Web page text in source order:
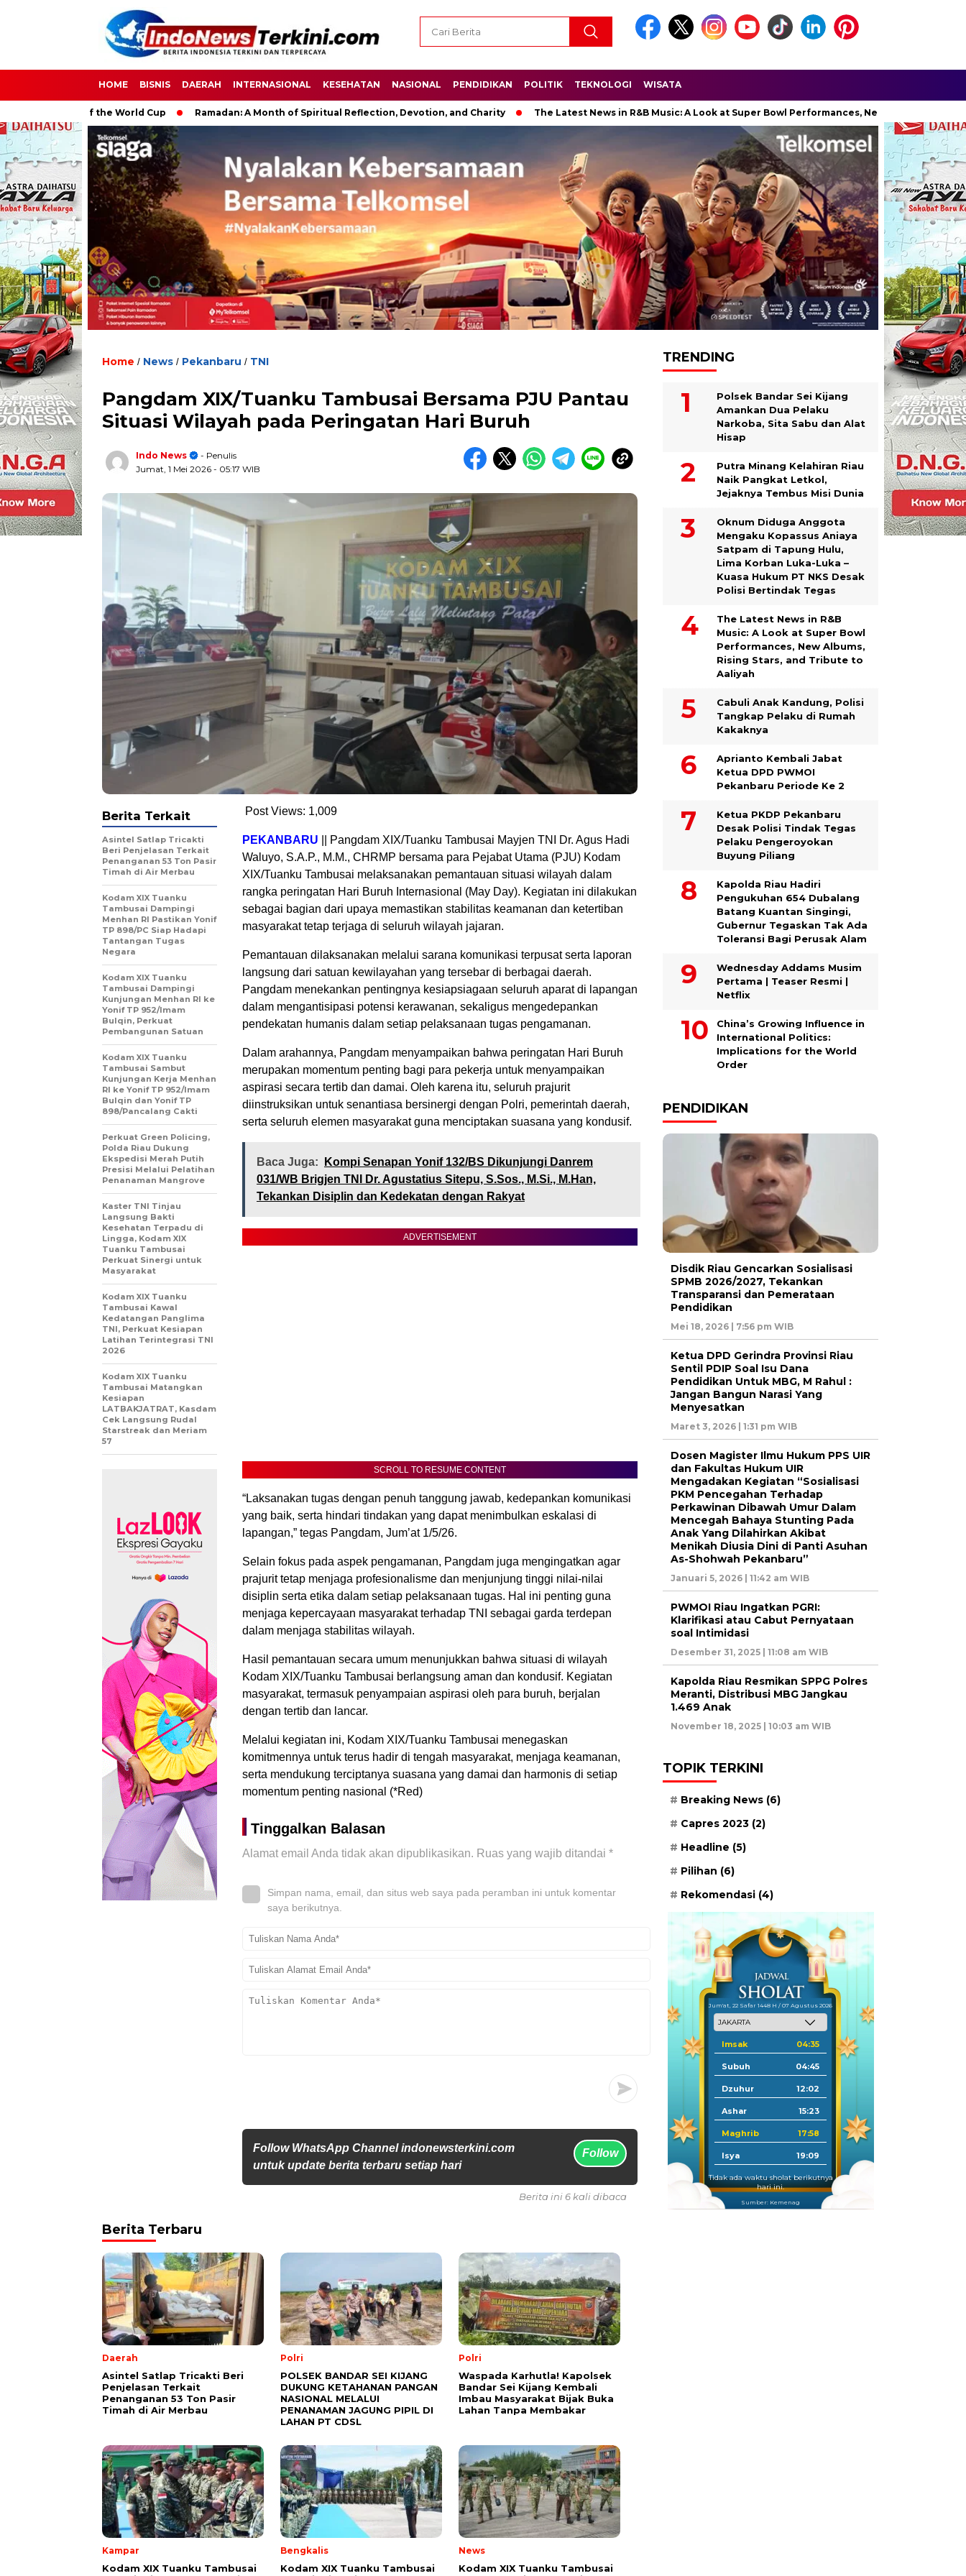
HOME BISNIS DAERAH INTERNASIONAL KESEHATAN NASIONAL PENDIDIKAN POLITIK TEKNOLOGI WISATA
of the World Cup Ramadan: A Month of Spiritual Reflection, Devotion, and Charity The Latest News in R&B Music: A Look at Super Bowl Performances, New Albums, Rising Stars,
Home / News / Pekanbaru / TNI
Pangdam XIX/Tuanku Tambusai Bersama PJU Pantau
Situasi Wilayah pada Peringatan Hari Buruh
Indo News
- Penulis
Jumat, 1 Mei 2026 - 05:17 WIB
Post Views: 1,009
PEKANBARU || Pangdam XIX/Tuanku Tambusai Mayjen TNI Dr. Agus Hadi
Waluyo, S.A.P., M.M., CHRMP bersama para Pejabat Utama (PJU) Kodam
XIX/Tuanku Tambusai melaksanakan pemantauan situasi wilayah dalam
rangka peringatan Hari Buruh Internasional (May Day). Kegiatan ini dilakukan
sebagai bagian dari upaya memastikan stabilitas keamanan dan ketertiban
masyarakat tetap terjaga di seluruh wilayah jajaran.
Pemantauan dilaksanakan melalui sarana komunikasi terpusat serta laporan
langsung dari satuan kewilayahan yang tersebar di berbagai daerah.
Pangdam menekankan pentingnya kesiapsiagaan seluruh aparat di lapangan
dalam mengantisipasi potensi kerawanan, sekaligus mengedepankan
pendekatan humanis dalam setiap pelaksanaan tugas pengamanan.
Dalam arahannya, Pangdam menyampaikan bahwa peringatan Hari Buruh
merupakan momentum penting bagi para pekerja untuk menyampaikan
aspirasi secara tertib dan damai. Oleh karena itu, seluruh prajurit
diinstruksikan untuk senantiasa bersinergi dengan Polri, pemerintah daerah,
serta seluruh elemen masyarakat guna menciptakan suasana yang kondusif.
Baca Juga:
Kompi Senapan Yonif 132/BS Dikunjungi Danrem
031/WB Brigjen TNI Dr. Agustatius Sitepu, S.Sos., M.Si., M.Han,
Tekankan Disiplin dan Kedekatan dengan Rakyat
ADVERTISEMENT
SCROLL TO RESUME CONTENT
“Laksanakan tugas dengan penuh tanggung jawab, kedepankan komunikasi
yang baik, serta hindari tindakan yang dapat menimbulkan eskalasi di
lapangan,” tegas Pangdam, Jum’at 1/5/26.
Selain fokus pada aspek pengamanan, Pangdam juga mengingatkan agar
prajurit tetap menjaga profesionalisme dan menjunjung tinggi nilai-nilai
disiplin serta etika dalam setiap pelaksanaan tugas. Hal ini penting guna
menjaga kepercayaan masyarakat terhadap TNI sebagai garda terdepan
dalam menjaga stabilitas wilayah.
Hasil pemantauan secara umum menunjukkan bahwa situasi di wilayah
Kodam XIX/Tuanku Tambusai berlangsung aman dan kondusif. Kegiatan
masyarakat, termasuk penyampaian aspirasi oleh para buruh, berjalan
dengan tertib dan lancar.
Melalui kegiatan ini, Kodam XIX/Tuanku Tambusai menegaskan
komitmennya untuk terus hadir di tengah masyarakat, menjaga keamanan,
serta mendukung terciptanya suasana yang damai dan harmonis di setiap
momentum penting nasional (*Red)
Tinggalkan Balasan
Alamat email Anda tidak akan dipublikasikan. Ruas yang wajib ditandai *
Simpan nama, email, dan situs web saya pada peramban ini untuk komentar
saya berikutnya.
Follow WhatsApp Channel indonewsterkini.com
untuk update berita terbaru setiap hari
Follow
Berita Terkait
Asintel Satlap Tricakti
Beri Penjelasan Terkait
Penanganan 53 Ton Pasir
Timah di Air Merbau
Kodam XIX Tuanku
Tambusai Dampingi
Menhan RI Pastikan Yonif
TP 898/PC Siap Hadapi
Tantangan Tugas
Negara
Kodam XIX Tuanku
Tambusai Dampingi
Kunjungan Menhan RI ke
Yonif TP 952/Imam
Bulqin, Perkuat
Pembangunan Satuan
Kodam XIX Tuanku
Tambusai Sambut
Kunjungan Kerja Menhan
RI ke Yonif TP 952/Imam
Bulqin dan Yonif TP
898/Pancalang Cakti
Perkuat Green Policing,
Polda Riau Dukung
Ekspedisi Merah Putih
Presisi Melalui Pelatihan
Penanaman Mangrove
Kaster TNI Tinjau
Langsung Bakti
Kesehatan Terpadu di
Lingga, Kodam XIX
Tuanku Tambusai
Perkuat Sinergi untuk
Masyarakat
Kodam XIX Tuanku
Tambusai Kawal
Kedatangan Panglima
TNI, Perkuat Kesiapan
Latihan Terintegrasi TNI
2026
Kodam XIX Tuanku
Tambusai Matangkan
Kesiapan
LATBAKJATRAT, Kasdam
Cek Langsung Rudal
Starstreak dan Meriam
57
Berita ini 6 kali dibaca
Berita Terbaru
Daerah
Asintel Satlap Tricakti Beri
Penjelasan Terkait
Penanganan 53 Ton Pasir
Timah di Air Merbau
Polri
POLSEK BANDAR SEI KIJANG
DUKUNG KETAHANAN PANGAN
NASIONAL MELALUI
PENANAMAN JAGUNG PIPIL DI
LAHAN PT CDSL
Polri
Waspada Karhutla! Kapolsek
Bandar Sei Kijang Kembali
Imbau Masyarakat Bijak Buka
Lahan Tanpa Membakar
Kampar
Kodam XIX Tuanku Tambusai
Bengkalis
Kodam XIX Tuanku Tambusai
News
Kodam XIX Tuanku Tambusai
TRENDING
Polsek Bandar Sei Kijang
Amankan Dua Pelaku
Narkoba, Sita Sabu dan Alat
Hisap
Putra Minang Kelahiran Riau
Naik Pangkat Letkol,
Jejaknya Tembus Misi Dunia
Oknum Diduga Anggota
Mengaku Kopassus Aniaya
Satpam di Tapung Hulu,
Lima Korban Luka-Luka –
Kuasa Hukum PT NKS Desak
Polisi Bertindak Tegas
The Latest News in R&B
Music: A Look at Super Bowl
Performances, New Albums,
Rising Stars, and Tribute to
Aaliyah
Cabuli Anak Kandung, Polisi
Tangkap Pelaku di Rumah
Kakaknya
Aprianto Kembali Jabat
Ketua DPD PWMOI
Pekanbaru Periode Ke 2
Ketua PKDP Pekanbaru
Desak Polisi Tindak Tegas
Pelaku Pengeroyokan
Buyung Piliang
Kapolda Riau Hadiri
Pengukuhan 654 Dubalang
Batang Kuantan Singingi,
Gubernur Tegaskan Tak Ada
Toleransi Bagi Perusak Alam
Wednesday Addams Musim
Pertama | Teaser Resmi |
Netflix
China’s Growing Influence in
International Politics:
Implications for the World
Order
PENDIDIKAN
Disdik Riau Gencarkan Sosialisasi
SPMB 2026/2027, Tekankan
Transparansi dan Pemerataan
Pendidikan
Mei 18, 2026 | 7:56 pm WIB
Ketua DPD Gerindra Provinsi Riau
Sentil PDIP Soal Isu Dana
Pendidikan Untuk MBG, M Rahul :
Jangan Bangun Narasi Yang
Menyesatkan
Maret 3, 2026 | 1:31 pm WIB
Dosen Magister Ilmu Hukum PPS UIR
dan Fakultas Hukum UIR
Mengadakan Kegiatan “Sosialisasi
PKM Pencegahan Terhadap
Perkawinan Dibawah Umur Dalam
Mencegah Bahaya Stunting Pada
Anak Yang Dilahirkan Akibat
Menikah Diusia Dini di Panti Asuhan
As-Shohwah Pekanbaru”
Januari 5, 2026 | 11:42 am WIB
PWMOI Riau Ingatkan PGRI:
Klarifikasi atau Cabut Pernyataan
soal Intimidasi
Desember 31, 2025 | 11:08 am WIB
Kapolda Riau Resmikan SPPG Polres
Meranti, Distribusi MBG Jangkau
1.469 Anak
November 18, 2025 | 10:03 am WIB
TOPIK TERKINI
Breaking News (6)
Capres 2023 (2)
Headline (5)
Pilihan (6)
Rekomendasi (4)
Jum'at, 22 Safar 1448 H / 07 Agustus 2026
Imsak 04:35
Subuh 04:45
Dzuhur 12:02
Ashar 15:23
Maghrib 17:58
Isya 19:09
Tidak ada waktu sholat berikutnya
hari ini.
Sumber: Kemenag